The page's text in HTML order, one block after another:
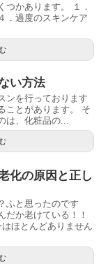
つかあります。 １．
過度のスキンケア
い方法
ンを行っております
ことがあります。 そ
は、化粧品の...
化の原因と正し
ふと思ったのです
だか老けている！！
ほとんどありません